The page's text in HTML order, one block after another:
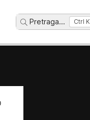
Pretraga... Ctrl K